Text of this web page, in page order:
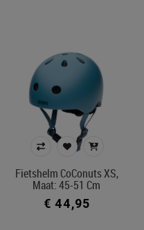
Fietshelm CoConuts XS,
Maat: 45-51 Cm
€ 44,95